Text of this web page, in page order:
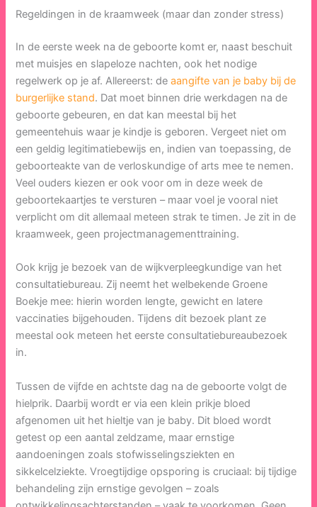
Regeldingen in de kraamweek (maar dan zonder stress)
In de eerste week na de geboorte komt er, naast beschuit
met muisjes en slapeloze nachten, ook het nodige
regelwerk op je af. Allereerst: deaangifte van je baby bij de
burgerlijke stand. Dat moet binnen drie werkdagen na de
geboorte gebeuren, en dat kan meestal bij het
gemeentehuis waar je kindje is geboren. Vergeet niet om
een geldig legitimatiebewijs en, indien van toepassing, de
geboorteakte van de verloskundige of arts mee te nemen.
Veel ouders kiezen er ook voor om in deze week de
geboortekaartjes te versturen – maar voel je vooral niet
verplicht om dit allemaal meteen strak te timen. Je zit in de
kraamweek, geen projectmanagementtraining.
Ook krijg je bezoek van de wijkverpleegkundige van het
consultatiebureau. Zij neemt het welbekende Groene
Boekje mee: hierin worden lengte, gewicht en latere
vaccinaties bijgehouden. Tijdens dit bezoek plant ze
meestal ook meteen het eerste consultatiebureaubezoek
in.
Tussen de vijfde en achtste dag na de geboorte volgt de
hielprik. Daarbij wordt er via een klein prikje bloed
afgenomen uit het hieltje van je baby. Dit bloed wordt
getest op een aantal zeldzame, maar ernstige
aandoeningen zoals stofwisselingsziekten en
sikkelcelziekte. Vroegtijdige opsporing is cruciaal: bij tijdige
behandeling zijn ernstige gevolgen – zoals